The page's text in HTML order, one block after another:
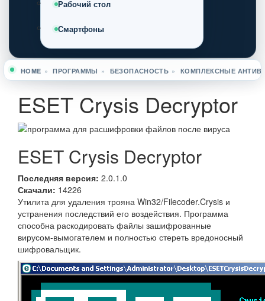
Рабочий стол
Смартфоны
Вы здесь
HOME » ПРОГРАММЫ » БЕЗОПАСНОСТЬ » КОМПЛЕКСНЫЕ
ESET Crysis Decryptor
ESET Crysis Decryptor
Последняя версия: 2.0.1.0
Скачали: 14226
Утилита для удаления трояна Win32/Filecoder.Crysis и
устранения последствий его воздействия. Программа
способна раскодировать файлы зашифрованные
вирусом-вымогателем и полностью стереть вредоносный
шифровальщик.